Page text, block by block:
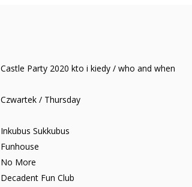
Castle Party 2020 kto i kiedy / who and when
Czwartek / Thursday
Inkubus Sukkubus
Funhouse
No More
Decadent Fun Club